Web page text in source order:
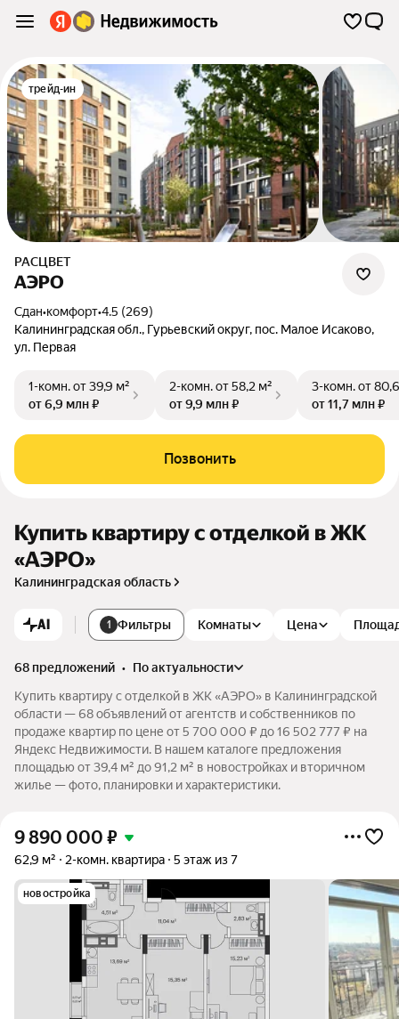
трейд-ин
РАСЦВЕТ
АЭРО
Сдан•комфорт•4.5 (269)
Калининградская обл., Гурьевский округ, пос. Малое Исаково,
ул. Первая
1-комн.от 39,9 м²
от 6,9 млн ₽
2-комн.от 58,2 м²
от 9,9 млн ₽
3-комн.от
от 11,7 млн ₽
Позвонить
Купить квартиру с отделкой в ЖК
«АЭРО»
Калининградская область
AI 1 Фильтры Комнаты Цена
68 предложений •
по актуальности
Купить квартиру с отделкой в ЖК «АЭРО» в Калининградской
области — 68 объявлений от агентств и собственников по
продаже квартир по цене от 5 700 000 ₽ до 16 502 777 ₽ на
Яндекс Недвижимости. В нашем каталоге предложения
площадью от 39,4 м² до 91,2 м² в новостройках и вторичном
жилье — фото, планировки и характеристики.
9 890 000 ₽
62,9 м² 2-комн. квартира 5 этаж из 7
новостройка